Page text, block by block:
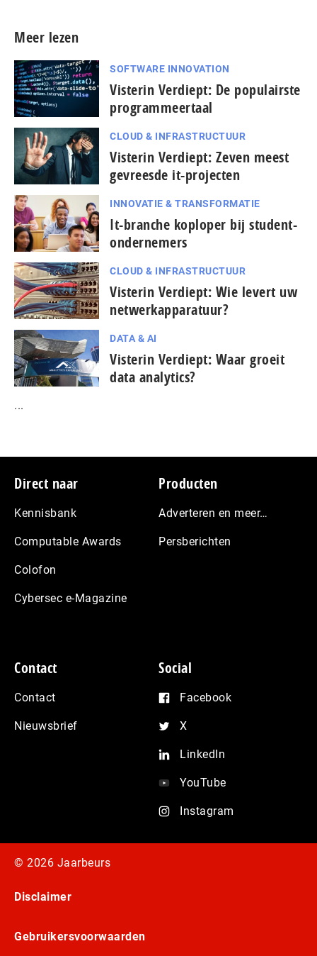
Meer lezen
SOFTWARE INNOVATION
Visterin Verdiept: De populairste
programmeertaal
CLOUD & INFRASTRUCTUUR
Visterin Verdiept: Zeven meest
gevreesde it-projecten
INNOVATIE & TRANSFORMATIE
It-branche koploper bij student-
ondernemers
CLOUD & INFRASTRUCTUUR
Visterin Verdiept: Wie levert uw
netwerkapparatuur?
DATA & AI
Visterin Verdiept: Waar groeit
data analytics?
...
Footer
Direct naar
Kennisbank
Computable Awards
Colofon
Cybersec e-Magazine
Producten
Adverteren en meer…
Persberichten
Contact
Contact
Nieuwsbrief
Social
Facebook
X
LinkedIn
YouTube
Instagram
© 2026 Jaarbeurs
Disclaimer
Gebruikersvoorwaarden